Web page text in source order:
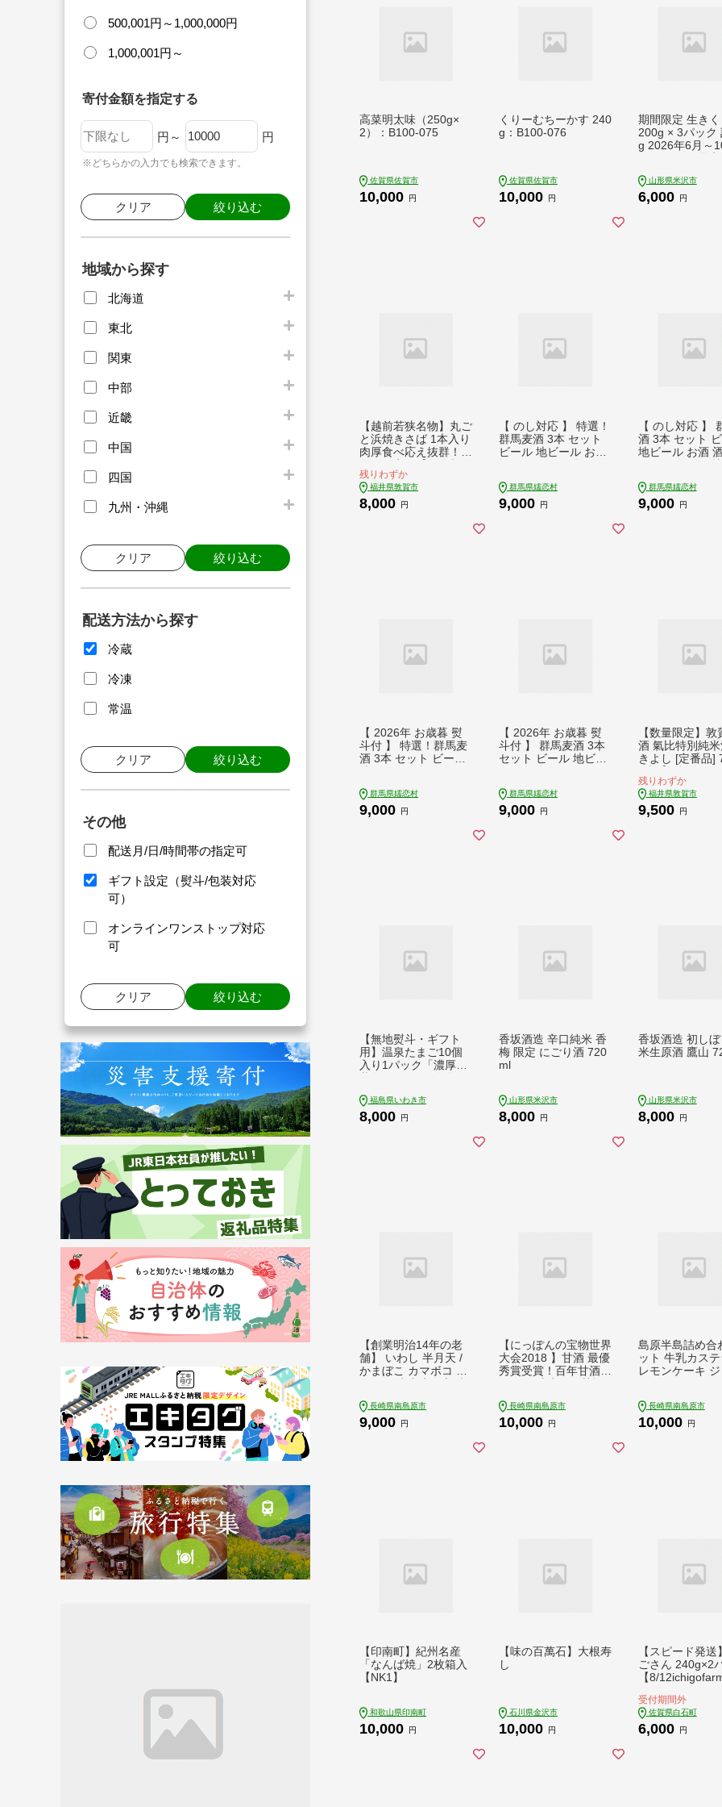
500,001円～1,000,000円
1,000,001円～
寄付金額を指定する
円～ 円
※どちらかの入力でも検索できます。
クリア 絞り込む
地域から探す
北海道
東北
関東
中部
近畿
中国
四国
九州・沖縄
クリア 絞り込む
配送方法から探す
冷蔵
冷凍
常温
クリア 絞り込む
その他
配送月/日/時間帯の指定可
ギフト設定（熨斗/包装対応
可）
オンラインワンストップ対応
可
クリア 絞り込む
高菜明太味（250g×
2）：B100-075
佐賀県佐賀市
10,000 円
くりーむちーかす 240
g：B100-076
佐賀県佐賀市
10,000 円
期間限定 生き
200g × 3パック
g 2026年6月～
のこ 冷蔵 木耳
ゲ 山形県 米沢
山形県米沢市
6,000 円
【越前若狭名物】丸ご
と浜焼きさば 1本入り
肉厚食べ応え抜群！＜
鯖 焼き鯖 さば おつま
み 酒の肴】 [007-a00
2]【敦賀市ふるさと納
残りわずか
福井県敦賀市
8,000 円
【 のし対応 】 特選！
群馬麦酒 3本 セット
ビール 地ビール お酒
ブルワリー 熨斗対応
[AA007tu]
群馬県嬬恋村
9,000 円
【 のし対応 】
酒 3本 セット
地ビール お酒
ー 熨斗対応
群馬県嬬恋村
9,000 円
【 2026年 お歳暮 熨
斗付 】 特選！群馬麦
酒 3本 セット ビール
0ml 嬬恋高原ブルワリ
ー お歳暮 熨斗対応 [A
群馬県嬬恋村
9,000 円
【 2026年 お歳暮 熨
斗付 】 群馬麦酒 3本
セット ビール 地ビー
恋高原ブルワリー お
歳暮 熨斗対応 [AA013
群馬県嬬恋村
9,000 円
【数量限定】敦
酒 氣比特別純
きよし [定番品]
地酒 純米酒 生
酒 お中元 お歳
ト 贈り物】
残りわずか
福井県敦賀市
9,500 円
【無地熨斗・ギフト
用】温泉たまご10個
入り1パック「濃厚な
福島県いわき市
8,000 円
香坂酒造 辛口純米 香
梅 限定 にごり酒 720
ml
山形県米沢市
8,000 円
香坂酒造 初し
米生原酒 鷹山
山形県米沢市
8,000 円
【創業明治14年の老
舗】 いわし 半月天 /
かまぼこ カマボコ お
田蒲鉾店 [SAH004]
長崎県南島原市
9,000 円
【にっぽんの宝物世界
大会2018 】甘酒 最優
秀賞受賞！百年甘酒 3
無添加 甘酒 米麹 無添
加 砂糖不使用 健康甘
長崎県南島原市
10,000 円
島原半島詰め合
ット 牛乳カス
レモンケーキ
ら 長崎カステ
島原市 / 山本喜
長崎県南島原市
10,000 円
【印南町】紀州名産
「なんば焼」2枚箱入
【NK1】
和歌山県印南町
10,000 円
【味の百萬石】大根寿
し
石川県金沢市
10,000 円
【スピード発送
ごさん 240g×2
【8/
受付期間外
佐賀県白石町
6,000 円